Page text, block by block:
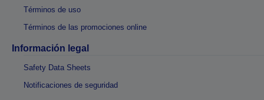
Términos de uso
Términos de las promociones online
Información legal
Safety Data Sheets
Notificaciones de seguridad